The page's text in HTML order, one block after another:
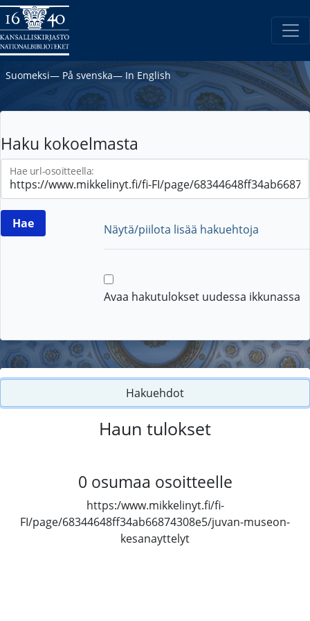
Suomeksi― På svenska― In English
Haku kokoelmasta
Hae url-osoitteella:
Näytä/piilota lisää hakuehtoja
Avaa hakutulokset uudessa ikkunassa
Hakuehdot
Haun tulokset
0 osumaa osoitteelle
https:/www.mikkelinyt.fi/fi-
FI/page/68344648ff34ab66874308e5/juvan-museon-
kesanayttelyt